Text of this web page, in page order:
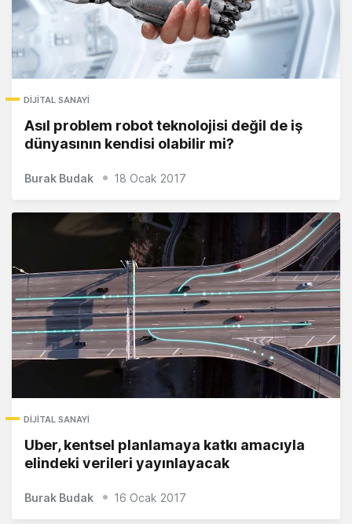
DIJITAL SANAYI
Asıl problem robot teknolojisi değil de iş
dünyasının kendisi olabilir mi?
Burak Budak 18 Ocak 2017
DIJITAL SANAYI
Uber, kentsel planlamaya katkı amacıyla
elindeki verileri yayınlayacak
Burak Budak 16 Ocak 2017